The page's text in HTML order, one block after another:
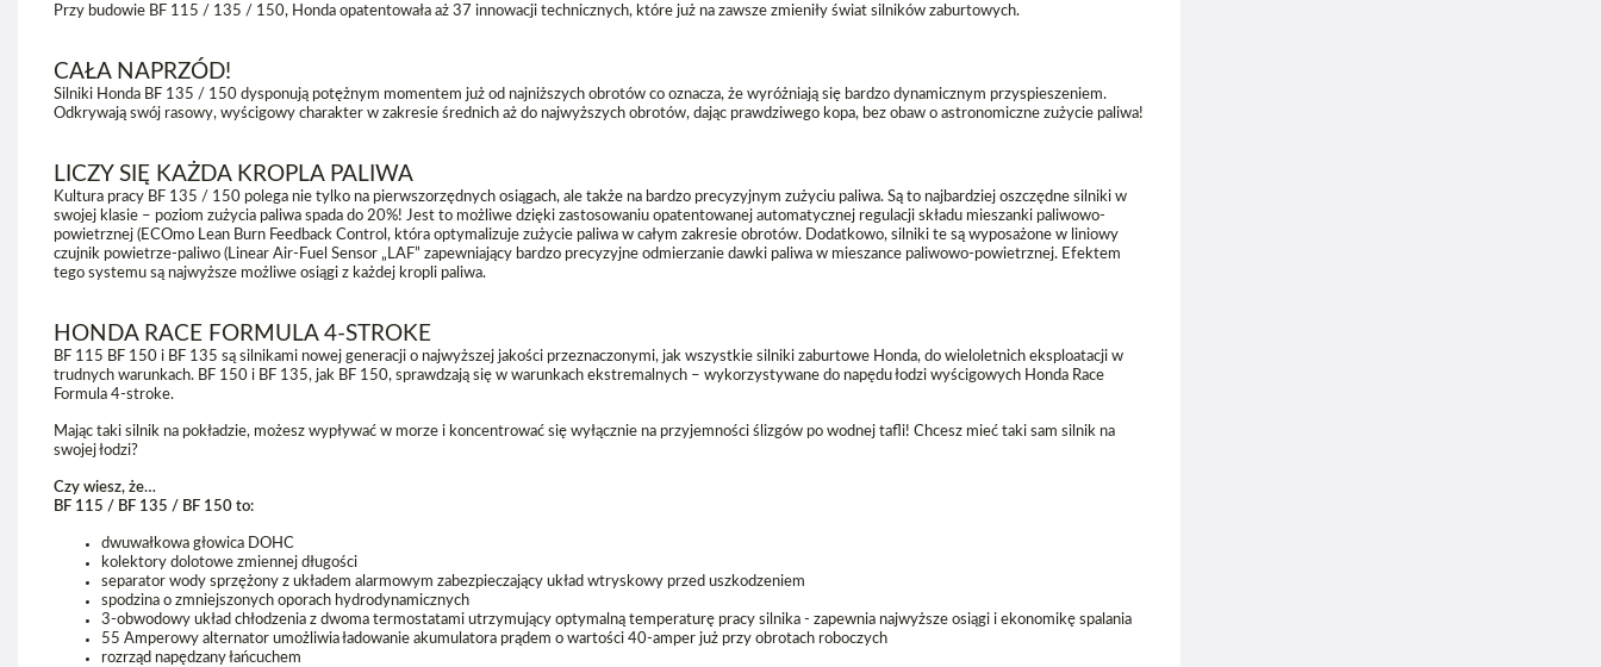
Przy budowie BF 115 / 135 / 150, Honda opatentowała aż 37 innowacji technicznych, które już na zawsze zmieniły świat silników zaburtowych.
CAŁA NAPRZÓD!
Silniki Honda BF 135 / 150 dysponują potężnym momentem już od najniższych obrotów co oznacza, że wyróżniają się bardzo dynamicznym przyspieszeniem.
Odkrywają swój rasowy, wyścigowy charakter w zakresie średnich aż do najwyższych obrotów, dając prawdziwego kopa, bez obaw o astronomiczne zużycie paliwa!
LICZY SIĘ KAŻDA KROPLA PALIWA
Kultura pracy BF 135 / 150 polega nie tylko na pierwszorzędnych osiągach, ale także na bardzo precyzyjnym zużyciu paliwa. Są to najbardziej oszczędne silniki w
swojej klasie – poziom zużycia paliwa spada do 20%! Jest to możliwe dzięki zastosowaniu opatentowanej automatycznej regulacji składu mieszanki paliwowo-
powietrznej (ECOmo Lean Burn Feedback Control, która optymalizuje zużycie paliwa w całym zakresie obrotów. Dodatkowo, silniki te są wyposażone w liniowy
czujnik powietrze-paliwo (Linear Air-Fuel Sensor „LAF” zapewniający bardzo precyzyjne odmierzanie dawki paliwa w mieszance paliwowo-powietrznej. Efektem
tego systemu są najwyższe możliwe osiągi z każdej kropli paliwa.
HONDA RACE FORMULA 4-STROKE
BF 115 BF 150 i BF 135 są silnikami nowej generacji o najwyższej jakości przeznaczonymi, jak wszystkie silniki zaburtowe Honda, do wieloletnich eksploatacji w
trudnych warunkach. BF 150 i BF 135, jak BF 150, sprawdzają się w warunkach ekstremalnych – wykorzystywane do napędu łodzi wyścigowych Honda Race
Formula 4-stroke.
Mając taki silnik na pokładzie, możesz wypływać w morze i koncentrować się wyłącznie na przyjemności ślizgów po wodnej tafli! Chcesz mieć taki sam silnik na
swojej łodzi?
Czy wiesz, że…
BF 115 / BF 135 / BF 150 to:
dwuwałkowa głowica DOHC
kolektory dolotowe zmiennej długości
separator wody sprzężony z układem alarmowym zabezpieczający układ wtryskowy przed uszkodzeniem
spodzina o zmniejszonych oporach hydrodynamicznych
3-obwodowy układ chłodzenia z dwoma termostatami utrzymujący optymalną temperaturę pracy silnika - zapewnia najwyższe osiągi i ekonomikę spalania
55 Amperowy alternator umożliwia ładowanie akumulatora prądem o wartości 40-amper już przy obrotach roboczych
rozrząd napędzany łańcuchem